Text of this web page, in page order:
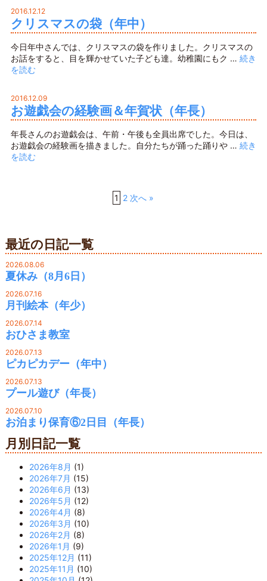
2016.12.12
クリスマスの袋（年中）
今日年中さんでは、クリスマスの袋を作りました。クリスマスの
お話をすると、目を輝かせていた子ども達。幼稚園にもク … 続き
を読む
2016.12.09
お遊戯会の経験画＆年賀状（年長）
年長さんのお遊戯会は、午前・午後も全員出席でした。今日は、
お遊戯会の経験画を描きました。自分たちが踊った踊りや … 続き
を読む
1 2 次へ »
最近の日記一覧
2026.08.06
夏休み（8月6日）
2026.07.16
月刊絵本（年少）
2026.07.14
おひさま教室
2026.07.13
ピカピカデー（年中）
2026.07.13
プール遊び（年長）
2026.07.10
お泊まり保育⑥2日目（年長）
月別日記一覧
2026年8月 (1)
2026年7月 (15)
2026年6月 (13)
2026年5月 (12)
2026年4月 (8)
2026年3月 (10)
2026年2月 (8)
2026年1月 (9)
2025年12月 (11)
2025年11月 (10)